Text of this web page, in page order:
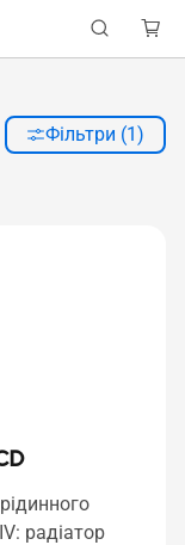
Фільтри (1)
радіатор